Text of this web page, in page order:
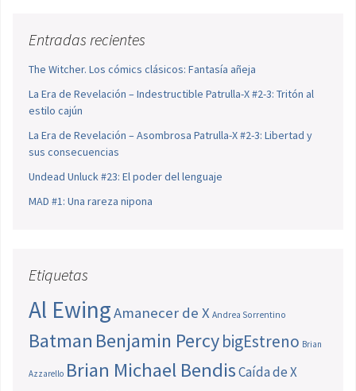
Entradas recientes
The Witcher. Los cómics clásicos: Fantasía añeja
La Era de Revelación – Indestructible Patrulla-X #2-3: Tritón al
estilo cajún
La Era de Revelación – Asombrosa Patrulla-X #2-3: Libertad y
sus consecuencias
Undead Unluck #23: El poder del lenguaje
MAD #1: Una rareza nipona
Etiquetas
Al EwingAmanecer de X Andrea Sorrentino
Batman Benjamin PercybigEstreno Brian
Azzarello Brian Michael BendisCaída de X